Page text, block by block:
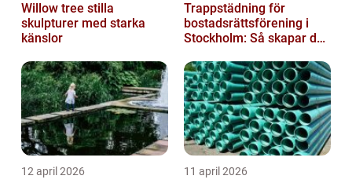
Willow tree stilla
skulpturer med starka
känslor
Trappstädning för
bostadsrättsförening i
Stockholm: Så skapar du
trapphus...
12 april 2026 11 april 2026